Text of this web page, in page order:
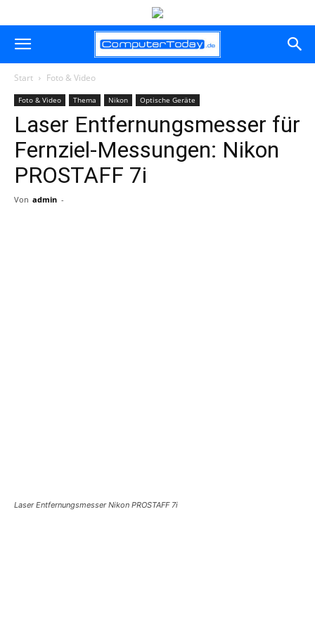
Start Foto & Video
Foto & Video Thema Nikon Optische Geräte
Laser Entfernungsmesser für
Fernziel-Messungen: Nikon
PROSTAFF 7i
Von admin -
Laser Entfernungsmesser Nikon PROSTAFF 7i